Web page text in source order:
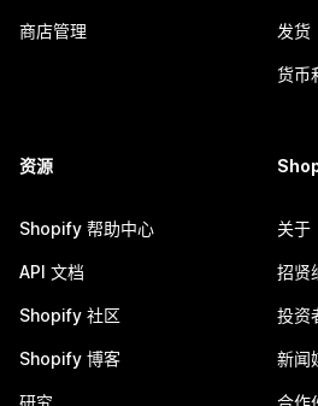
商店管理 发货
货币
资源
Shopify 帮助中心
API 文档
Shopify 社区
Shopify 博客
关于
招贤
投资
新闻